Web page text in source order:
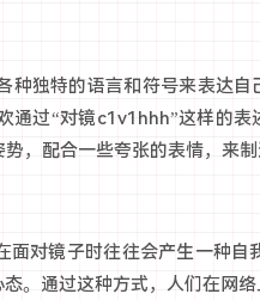
种独特的语言和符号来表达
通过“对镜c1v1hhh”这样的表
，配合一些夸张的表情，来制
对镜子时往往会产生一种自
。通过这种方式，人们在网